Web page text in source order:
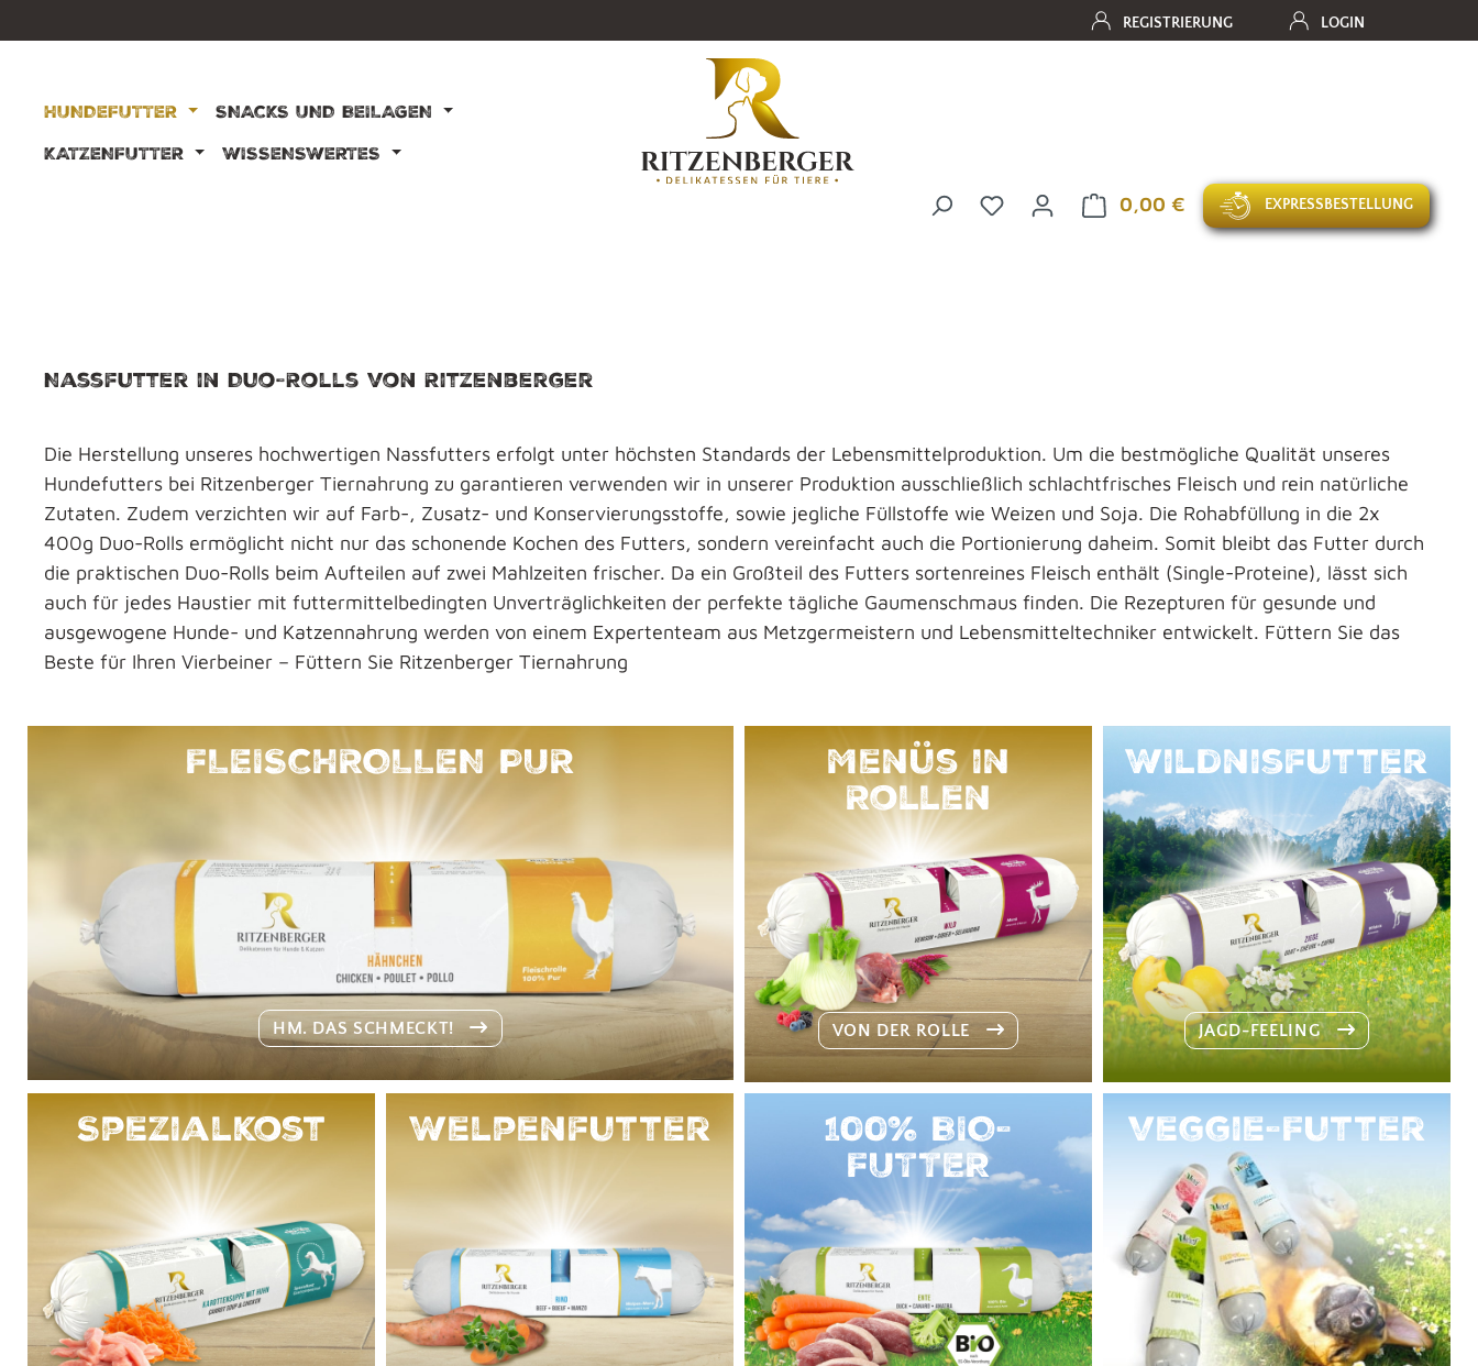
REGISTRIERUNG LOGIN
HUNDEFUTTER
SNACKS UND BEILAGEN
KATZENFUTTER
WISSENSWERTES
Du hast 0 Produkte auf dem Merkzettel
0,00 €Warenkorb enthält 0 Positionen.
EXPRESSBESTELLUNG
Nassfutter in Duo-Rolls von Ritzenberger
Die Herstellung unseres hochwertigen Nassfutters erfolgt unter höchsten Standards der Lebensmittelproduktion. Um die bestmögliche Qualität unseres
Hundefutters bei Ritzenberger Tiernahrung zu garantieren verwenden wir in unserer Produktion ausschließlich schlachtfrisches Fleisch und rein natürliche
Zutaten. Zudem verzichten wir auf Farb-, Zusatz- und Konservierungsstoffe, sowie jegliche Füllstoffe wie Weizen und Soja. Die Rohabfüllung in die 2x
400g Duo-Rolls ermöglicht nicht nur das schonende Kochen des Futters, sondern vereinfacht auch die Portionierung daheim. Somit bleibt das Futter durch
die praktischen Duo-Rolls beim Aufteilen auf zwei Mahlzeiten frischer. Da ein Großteil des Futters sortenreines Fleisch enthält (Single-Proteine), lässt sich
auch für jedes Haustier mit futtermittelbedingten Unverträglichkeiten der perfekte tägliche Gaumenschmaus finden. Die Rezepturen für gesunde und
ausgewogene Hunde- und Katzennahrung werden von einem Expertenteam aus Metzgermeistern und Lebensmitteltechniker entwickelt. Füttern Sie das
Beste für Ihren Vierbeiner – Füttern Sie Ritzenberger Tiernahrung
FLEISCHROLLEN PUR
HM. DAS SCHMECKT!
Menüs in
Rollen
VON DER ROLLE
Wildnisfutter
JAGD-FEELING
Spezialkost Welpenfutter
100% BIO-
FUTTER
Veggie-Futter